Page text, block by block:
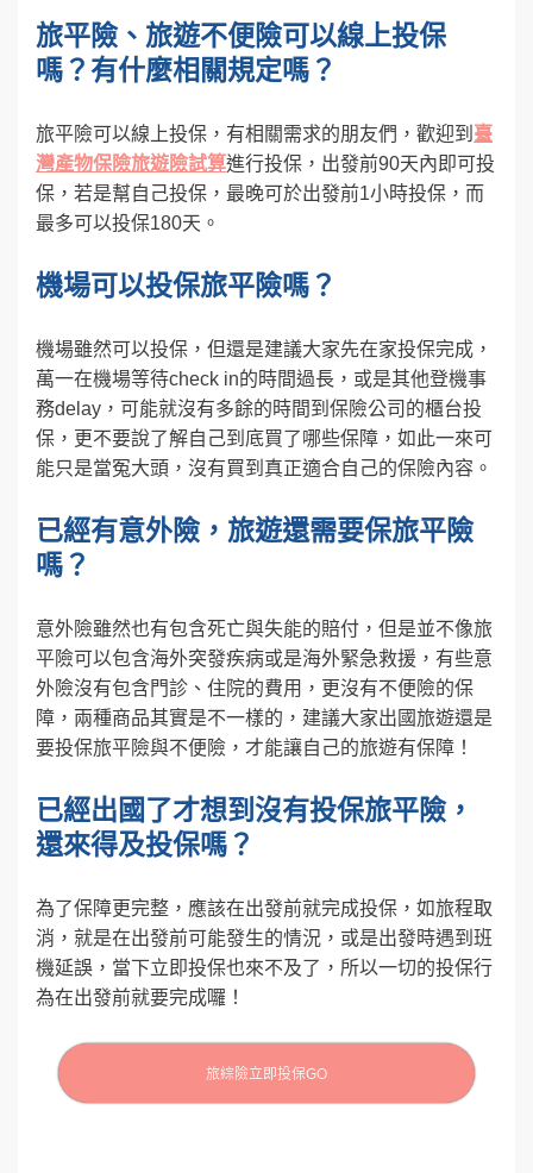
旅平險、旅遊不便險可以線上投保
嗎？有什麼相關規定嗎？
旅平險可以線上投保，有相關需求的朋友們，歡迎到 臺
灣產物保險旅遊險試算進行投保，出發前90天內即可投
保，若是幫自己投保，最晚可於出發前1小時投保，而
最多可以投保180天。
機場可以投保旅平險嗎？
機場雖然可以投保，但還是建議大家先在家投保完成，
萬一在機場等待check in的時間過長，或是其他登機事
務delay，可能就沒有多餘的時間到保險公司的櫃台投
保，更不要說了解自己到底買了哪些保障，如此一來可
能只是當冤大頭，沒有買到真正適合自己的保險內容。
已經有意外險，旅遊還需要保旅平險
嗎？
意外險雖然也有包含死亡與失能的賠付，但是並不像旅
平險可以包含海外突發疾病或是海外緊急救援，有些意
外險沒有包含門診、住院的費用，更沒有不便險的保
障，兩種商品其實是不一樣的，建議大家出國旅遊還是
要投保旅平險與不便險，才能讓自己的旅遊有保障！
已經出國了才想到沒有投保旅平險，
還來得及投保嗎？
為了保障更完整，應該在出發前就完成投保，如旅程取
消，就是在出發前可能發生的情況，或是出發時遇到班
機延誤，當下立即投保也來不及了，所以一切的投保行
為在出發前就要完成囉！
旅綜險立即投保GO